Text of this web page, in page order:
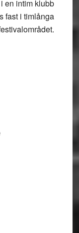
en intim klubb
fast i timlånga